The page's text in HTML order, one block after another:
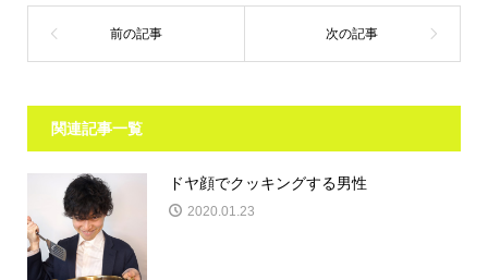
関連記事一覧
ドヤ顔でクッキングする男性
2020.01.23